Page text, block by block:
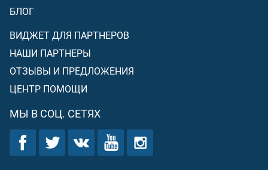
БЛОГ
ВИДЖЕТ ДЛЯ ПАРТНЕРОВ
НАШИ ПАРТНЕРЫ
ОТЗЫВЫ И ПРЕДЛОЖЕНИЯ
ЦЕНТР ПОМОЩИ
МЫ В СОЦ. СЕТЯХ